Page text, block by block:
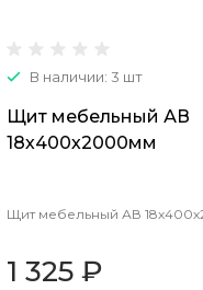
В наличии: 3 шт
Щит мебельный АВ
18х400х2000мм
Щит мебельный АВ
1 325 ₽